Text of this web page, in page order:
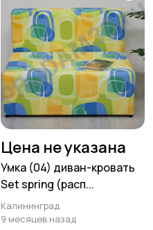
Цена не указана
Умка (04) диван-кровать
Set spring (расп...
Калининград
9 месяцев назад